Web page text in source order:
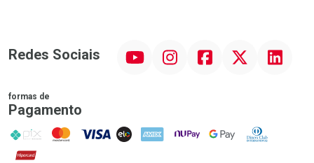
Redes Sociais InstagramFacebookTwitter Linkedin
formas de
Pagamento
PIX MasterCard
VISA ELO AMEX NuPay Google PayDiners Club
Hipercard